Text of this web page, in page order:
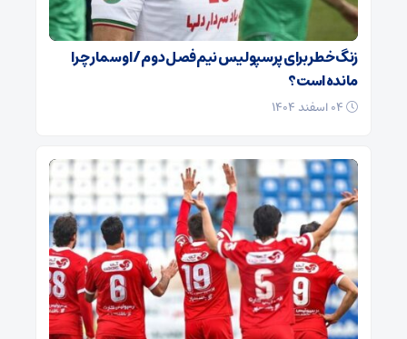
زنگ خطر برای پرسپولیس نیم‌فصل دوم / اوسمار چرا
مانده است؟